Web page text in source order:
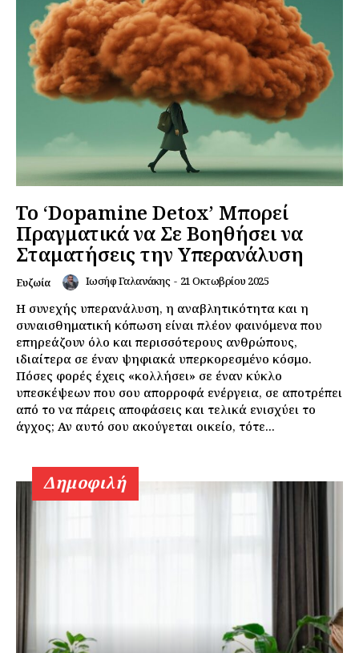
Το ‘Dopamine Detox’ Μπορεί
Πραγματικά να Σε Βοηθήσει να
Σταματήσεις την Υπερανάλυση
Ευζωία Ιωσήφ Γαλανάκης - 21 Οκτωβρίου 2025
Η συνεχής υπερανάλυση, η αναβλητικότητα και η
συναισθηματική κόπωση είναι πλέον φαινόμενα που
επηρεάζουν όλο και περισσότερους ανθρώπους,
ιδιαίτερα σε έναν ψηφιακά υπερκορεσμένο κόσμο.
Πόσες φορές έχεις «κολλήσει» σε έναν κύκλο
υπεσκέψεων που σου απορροφά ενέργεια, σε αποτρέπει
από το να πάρεις αποφάσεις και τελικά ενισχύει το
άγχος; Αν αυτό σου ακούγεται οικείο, τότε...
Δημοφιλή